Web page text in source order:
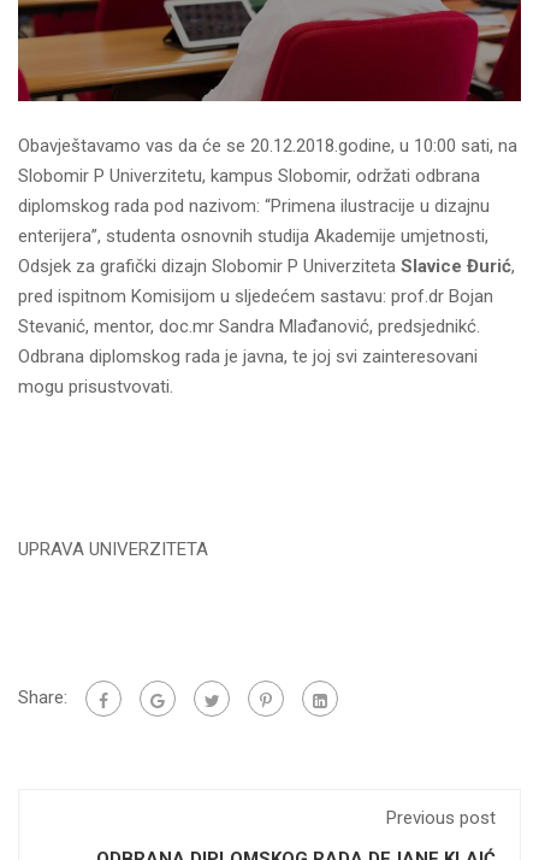
Obavještavamo vas da će se 20.12.2018.godine, u 10:00 sati, na
Slobomir P Univerzitetu, kampus Slobomir, održati odbrana
diplomskog rada pod nazivom: “Primena ilustracije u dizajnu
enterijera”, studenta osnovnih studija Akademije umjetnosti,
Odsjek za grafički dizajn Slobomir P Univerziteta Slavice Đurić,
pred ispitnom Komisijom u sljedećem sastavu: prof.dr Bojan
Stevanić, mentor, doc.mr Sandra Mlađanović, predsjednikć.
Odbrana diplomskog rada je javna, te joj svi zainteresovani
mogu prisustvovati.
UPRAVA UNIVERZITETA
Share:
Previous post